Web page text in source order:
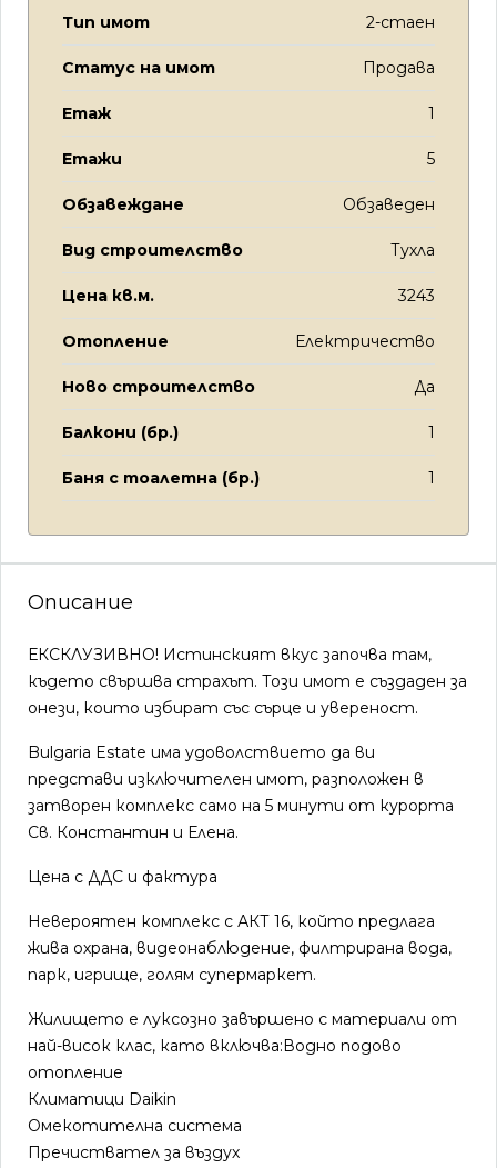
Тип имот 2-стаен
Статус на имот Продава
Етаж 1
Етажи 5
Обзавеждане Обзаведен
Вид строителство Тухла
Цена кв.м. 3243
Отопление Електричество
Ново строителство Да
Балкони (бр.) 1
Баня с тоалетна (бр.) 1
Описание
ЕКСКЛУЗИВНО! Истинският вкус започва там,
където свършва страхът. Този имот е създаден за
онези, които избират със сърце и увереност.
Bulgaria Estate има удоволствието да ви
представи изключителен имот, разположен в
затворен комплекс само на 5 минути от курорта
Св. Константин и Елена.
Цена с ДДС и фактура
Невероятен комплекс с АКТ 16, който предлага
жива охрана, видеонаблюдение, филтрирана вода,
парк, игрище, голям супермаркет.
Жилището е луксозно завършено с материали от
най-висок клас, като включва:Водно подово
отопление
Климатици Daikin
Омекотителна система
Пречиствател за въздух